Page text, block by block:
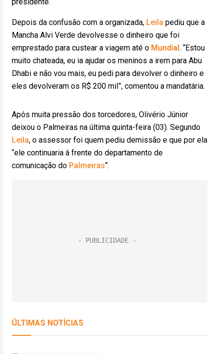
Depois da confusão com a organizada, Leila pediu que a
Mancha Alvi Verde devolvesse o dinheiro que foi
emprestado para custear a viagem até o Mundial. “Estou
muito chateada, eu ia ajudar os meninos a irem para Abu
Dhabi e não vou mais, eu pedi para devolver o dinheiro e
eles devolveram os R$ 200 mil”, comentou a mandatária.
Após muita pressão dos torcedores, Olivério Júnior
deixou o Palmeiras na última quinta-feira (03). Segundo
Leila, o assessor foi quem pediu demissão e que por ela
“ele continuaria à frente do departamento de
comunicação do Palmeiras“.